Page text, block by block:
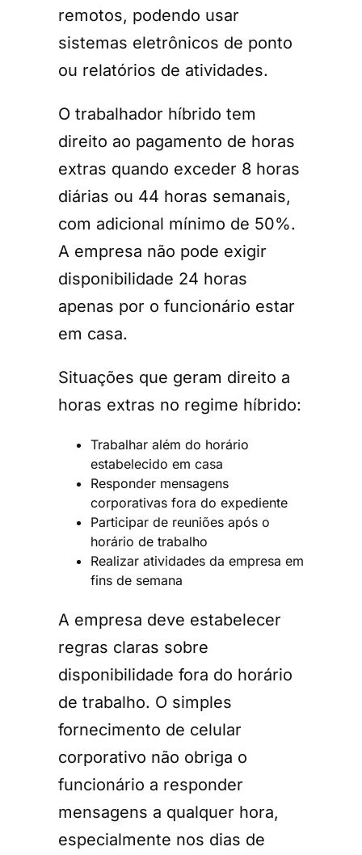
remotos, podendo usar
sistemas eletrônicos de ponto
ou relatórios de atividades.
O trabalhador híbrido tem
direito ao pagamento de horas
extras quando exceder 8 horas
diárias ou 44 horas semanais,
com adicional mínimo de 50%.
A empresa não pode exigir
disponibilidade 24 horas
apenas por o funcionário estar
em casa.
Situações que geram direito a
horas extras no regime híbrido:
Trabalhar além do horário
estabelecido em casa
Responder mensagens
corporativas fora do expediente
Participar de reuniões após o
horário de trabalho
Realizar atividades da empresa em
fins de semana
A empresa deve estabelecer
regras claras sobre
disponibilidade fora do horário
de trabalho. O simples
fornecimento de celular
corporativo não obriga o
funcionário a responder
mensagens a qualquer hora,
especialmente nos dias de